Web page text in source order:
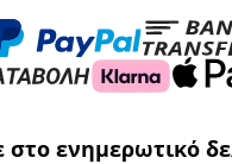
στο ενημερωτικό